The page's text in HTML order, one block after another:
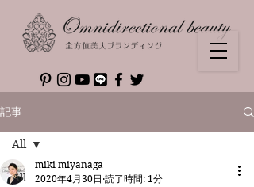
記事
All
All
miki miyanaga
2020年4月30日 読了時間: 1分